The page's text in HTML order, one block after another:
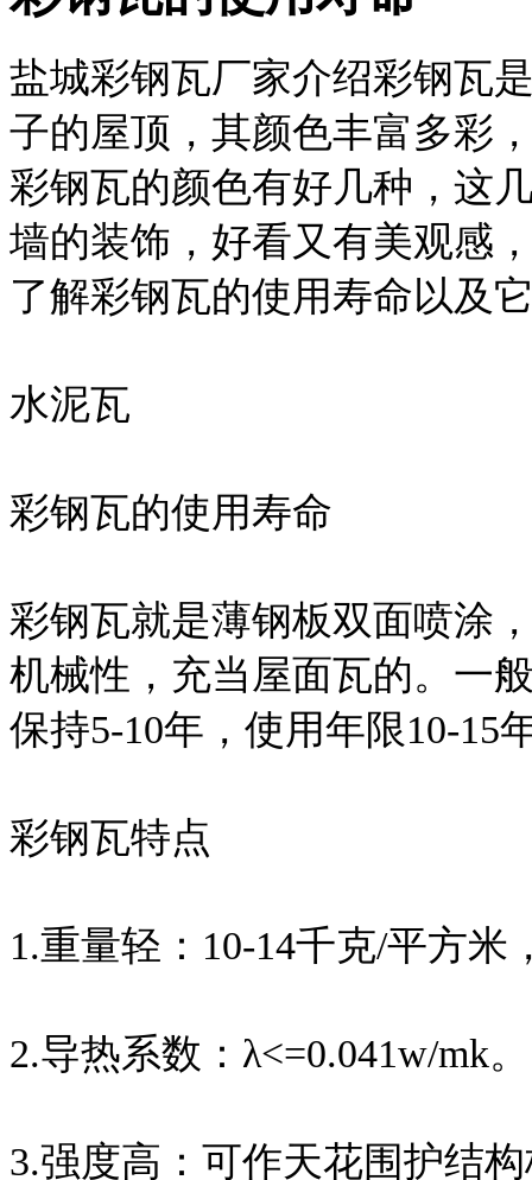
盐城彩钢瓦厂家介绍彩钢瓦
子的屋顶，其颜色丰富多彩
彩钢瓦的颜色有好几种，这
墙的装饰，好看又有美观感
了解彩钢瓦的使用寿命以及
水泥瓦
彩钢瓦的使用寿命
彩钢瓦就是薄钢板双面喷涂
机械性，充当屋面瓦的。一
保持5-10年，使用年限10-15
彩钢瓦特点
1.重量轻：10-14千克/平方米
2.导热系数：λ<=0.041w/mk。
3.强度高：可作天花围护结